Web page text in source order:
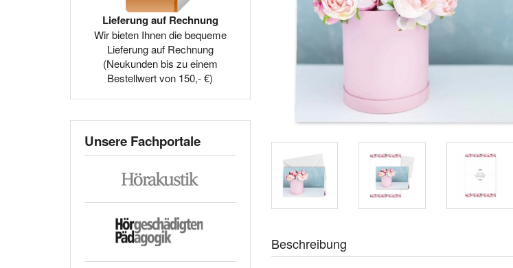
Beschreibung
Lieferung auf Rechnung
Wir bieten Ihnen die bequeme
Lieferung auf Rechnung
(Neukunden bis zu einem
Bestellwert von 150,- €)
Unsere Fachportale